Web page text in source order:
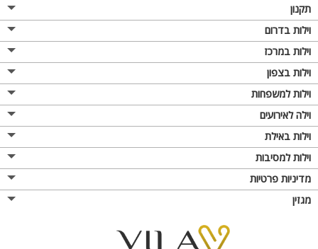
תקנון
וילות בדרום
וילות במרכז
וילות בצפון
וילות למשפחות
וילה לאירועים
וילות באילת
וילות למסיבות
מדיניות פרטיות
מגזין